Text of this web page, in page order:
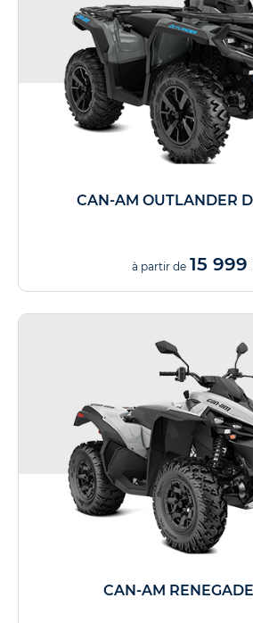
CAN-AM OUTLANDER
à partir de 15
CAN-AM